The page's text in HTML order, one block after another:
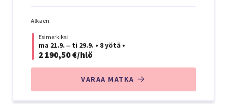
Alkaen
Esimerkiksi
ma 21.9. ‒ ti 29.9. • 8 yötä •
2 190,50 €/hlö
VARAA MATKA